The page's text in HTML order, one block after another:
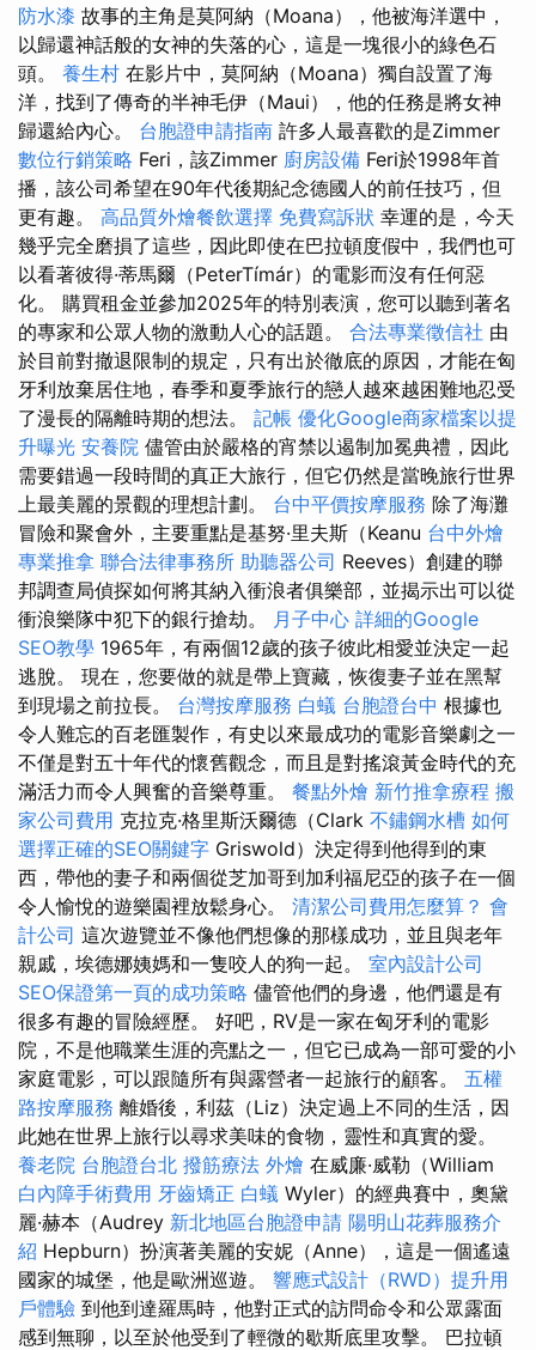
防水漆 故事的主角是莫阿納（Moana），他被海洋選中，
以歸還神話般的女神的失落的心，這是一塊很小的綠色石
頭。 養生村 在影片中，莫阿納（Moana）獨自設置了海
洋，找到了傳奇的半神毛伊（Maui），他的任務是將女神
歸還給內心。 台胞證申請指南 許多人最喜歡的是Zimmer
數位行銷策略 Feri，該Zimmer 廚房設備 Feri於1998年首
播，該公司希望在90年代後期紀念德國人的前任技巧，但
更有趣。 高品質外燴餐飲選擇 免費寫訴狀 幸運的是，今天
幾乎完全磨損了這些，因此即使在巴拉頓度假中，我們也可
以看著彼得·蒂馬爾（PeterTímár）的電影而沒有任何惡
化。 購買租金並參加2025年的特別表演，您可以聽到著名
的專家和公眾人物的激動人心的話題。 合法專業徵信社 由
於目前對撤退限制的規定，只有出於徹底的原因，才能在匈
牙利放棄居住地，春季和夏季旅行的戀人越來越困難地忍受
了漫長的隔離時期的想法。 記帳 優化Google商家檔案以提
升曝光 安養院 儘管由於嚴格的宵禁以遏制加冕典禮，因此
需要錯過一段時間的真正大旅行，但它仍然是當晚旅行世界
上最美麗的景觀的理想計劃。 台中平價按摩服務 除了海灘
冒險和聚會外，主要重點是基努·里夫斯（Keanu 台中外燴
專業推拿 聯合法律事務所 助聽器公司 Reeves）創建的聯
邦調查局偵探如何將其納入衝浪者俱樂部，並揭示出可以從
衝浪樂隊中犯下的銀行搶劫。 月子中心 詳細的Google
SEO教學 1965年，有兩個12歲的孩子彼此相愛並決定一起
逃脫。 現在，您要做的就是帶上寶藏，恢復妻子並在黑幫
到現場之前拉長。 台灣按摩服務 白蟻 台胞證台中 根據也
令人難忘的百老匯製作，有史以來最成功的電影音樂劇之一
不僅是對五十年代的懷舊觀念，而且是對搖滾黃金時代的充
滿活力而令人興奮的音樂尊重。 餐點外燴 新竹推拿療程 搬
家公司費用 克拉克·格里斯沃爾德（Clark 不鏽鋼水槽 如何
選擇正確的SEO關鍵字 Griswold）決定得到他得到的東
西，帶他的妻子和兩個從芝加哥到加利福尼亞的孩子在一個
令人愉悅的遊樂園裡放鬆身心。 清潔公司費用怎麼算？ 會
計公司 這次遊覽並不像他們想像的那樣成功，並且與老年
親戚，埃德娜姨媽和一隻咬人的狗一起。 室內設計公司
SEO保證第一頁的成功策略 儘管他們的身邊，他們還是有
很多有趣的冒險經歷。 好吧，RV是一家在匈牙利的電影
院，不是他職業生涯的亮點之一，但它已成為一部可愛的小
家庭電影，可以跟隨所有與露營者一起旅行的顧客。 五權
路按摩服務 離婚後，利茲（Liz）決定過上不同的生活，因
此她在世界上旅行以尋求美味的食物，靈性和真實的愛。
養老院 台胞證台北 撥筋療法 外燴 在威廉·威勒（William
白內障手術費用 牙齒矯正 白蟻 Wyler）的經典賽中，奧黛
麗·赫本（Audrey 新北地區台胞證申請 陽明山花葬服務介
紹 Hepburn）扮演著美麗的安妮（Anne），這是一個遙遠
國家的城堡，他是歐洲巡遊。 響應式設計（RWD）提升用
戶體驗 到他到達羅馬時，他對正式的訪問命令和公眾露面
感到無聊，以至於他受到了輕微的歇斯底里攻擊。 巴拉頓